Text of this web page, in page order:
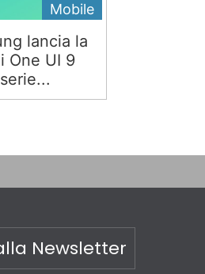
Mobile
lancia la
One UI 9
Newsletter